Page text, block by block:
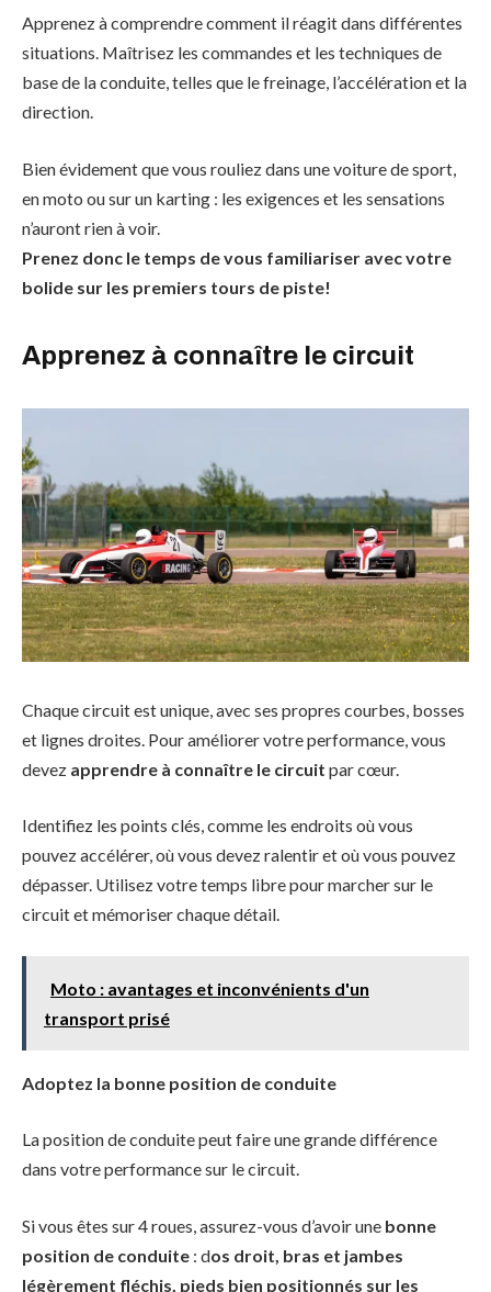
Apprenez à comprendre comment il réagit dans différentes
situations. Maîtrisez les commandes et les techniques de
base de la conduite, telles que le freinage, l’accélération et la
direction.
Bien évidement que vous rouliez dans une voiture de sport,
en moto ou sur un karting : les exigences et les sensations
n’auront rien à voir.
Prenez donc le temps de vous familiariser avec votre
bolide sur les premiers tours de piste!
Apprenez à connaître le circuit
Chaque circuit est unique, avec ses propres courbes, bosses
et lignes droites. Pour améliorer votre performance, vous
devez apprendre à connaître le circuit par cœur.
Identifiez les points clés, comme les endroits où vous
pouvez accélérer, où vous devez ralentir et où vous pouvez
dépasser. Utilisez votre temps libre pour marcher sur le
circuit et mémoriser chaque détail.
Moto : avantages et inconvénients d'un
transport prisé
Adoptez la bonne position de conduite
La position de conduite peut faire une grande différence
dans votre performance sur le circuit.
Si vous êtes sur 4 roues, assurez-vous d’avoir une bonne
position de conduite : dos droit, bras et jambes
légèrement fléchis, pieds bien positionnés sur les